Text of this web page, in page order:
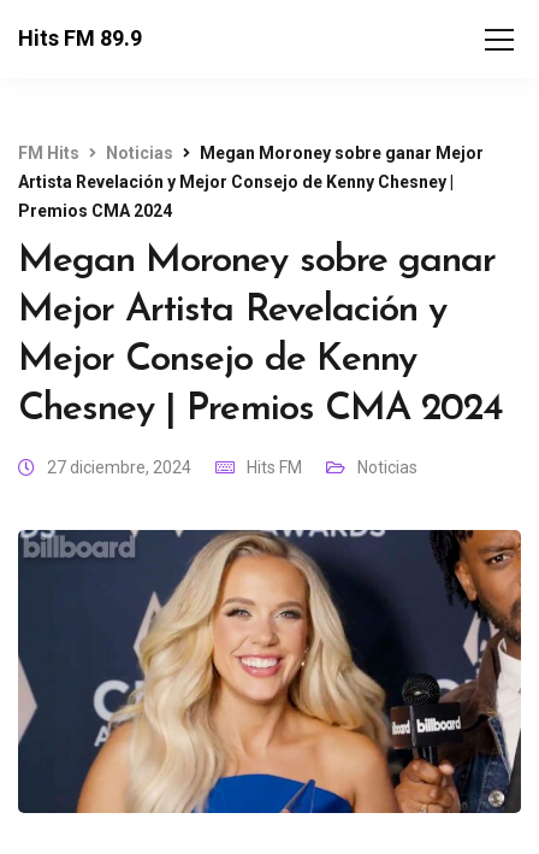
Hits FM 89.9
FM Hits Noticias
Megan Moroney sobre ganar Mejor
Artista Revelación y Mejor Consejo de Kenny Chesney |
Premios CMA 2024
Megan Moroney sobre ganar
Mejor Artista Revelación y
Mejor Consejo de Kenny
Chesney | Premios CMA 2024
27 diciembre, 2024 Hits FM Noticias